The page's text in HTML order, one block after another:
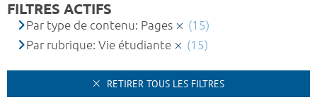
FILTRES ACTIFS
Par type de contenu: Pages
(15)
Par rubrique: Vie étudiante
(15)
RETIRER TOUS LES FILTRES